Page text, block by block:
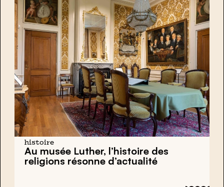
histoire
Au musée Luther, l’histoire des
religions résonne d’actualité